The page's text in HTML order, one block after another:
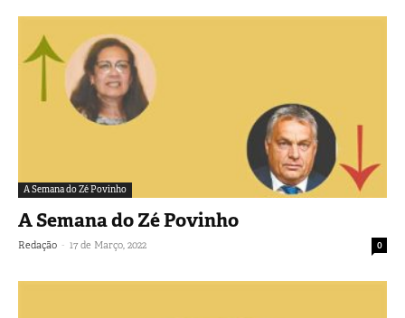
A Semana do Zé Povinho
A Semana do Zé Povinho
Redação - 17 de Março, 2022 0